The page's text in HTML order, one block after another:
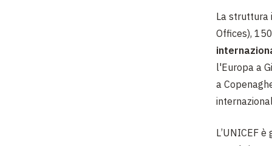
La struttura
Offices),
l'Europa a
a
L’UNICEF